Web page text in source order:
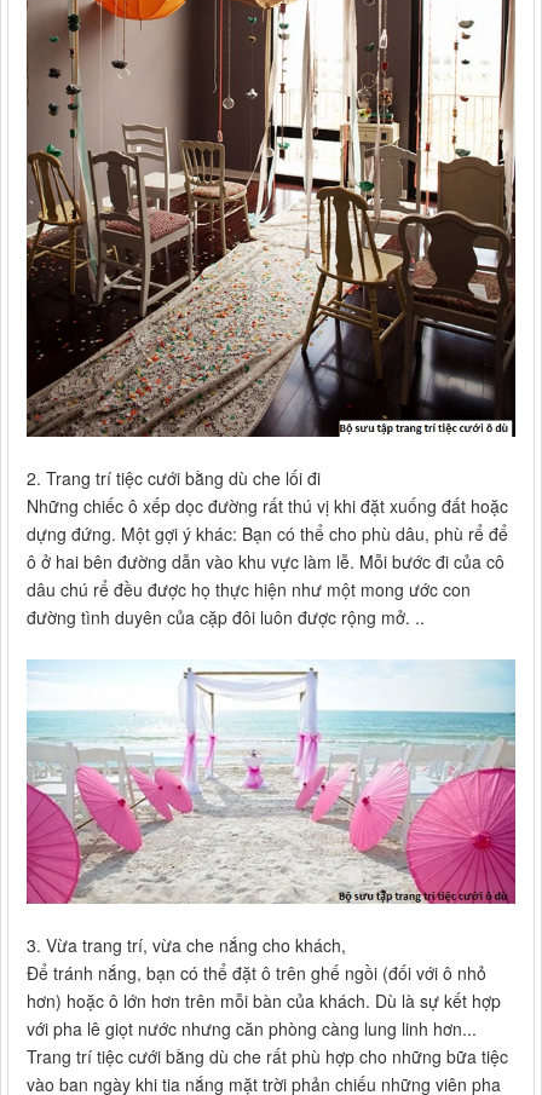
2. Trang trí tiệc cưới bằng dù che lối đi
Những chiếc ô xếp dọc đường rất thú vị khi đặt xuống đất hoặc
dựng đứng. Một gợi ý khác: Bạn có thể cho phù dâu, phù rể để
ô ở hai bên đường dẫn vào khu vực làm lễ. Mỗi bước đi của cô
dâu chú rể đều được họ thực hiện như một mong ước con
đường tình duyên của cặp đôi luôn được rộng mở. ..
3. Vừa trang trí, vừa che nắng cho khách,
Để tránh nắng, bạn có thể đặt ô trên ghế ngồi (đối với ô nhỏ
hơn) hoặc ô lớn hơn trên mỗi bàn của khách. Dù là sự kết hợp
với pha lê giọt nước nhưng căn phòng càng lung linh hơn...
Trang trí tiệc cưới bằng dù che rất phù hợp cho những bữa tiệc
vào ban ngày khi tia nắng mặt trời phản chiếu những viên pha